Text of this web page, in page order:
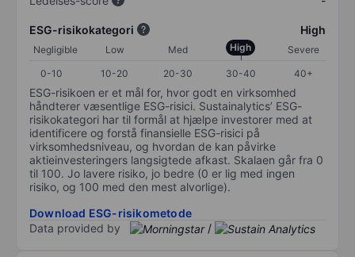
ESG-risikokategori High
Negligible Low Med High
Severe
0-10
10-20 20-30 30-40 40+
ESG-risikoen er et mål for, hvor godt en virksomhed
håndterer væsentlige ESG-risici. Sustainalytics’ ESG-
risikokategori har til formål at hjælpe investorer med at
identificere og forstå finansielle ESG-risici på
virksomhedsniveau, og hvordan de kan påvirke
aktieinvesteringers langsigtede afkast. Skalaen går fra 0
til 100. Jo lavere risiko, jo bedre (0 er lig med ingen
risiko, og 100 med den mest alvorlige).
Download ESG-risikometode
Data provided by
/